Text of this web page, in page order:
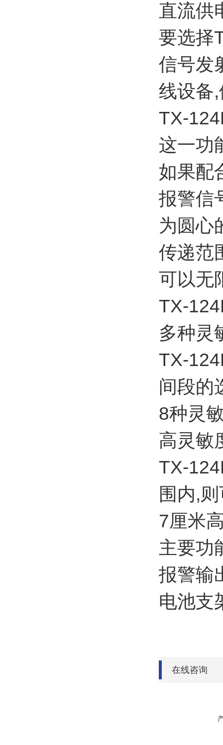
直流供
要选择
信号发
线设备
TX-
这一功
如果配
报警信
为圆心
传递范
可以无
TX-
多种灵
TX-
间段的
8种灵
高灵敏
TX-
围内,
7厘米
主要功
报警输
电池支
在线咨询